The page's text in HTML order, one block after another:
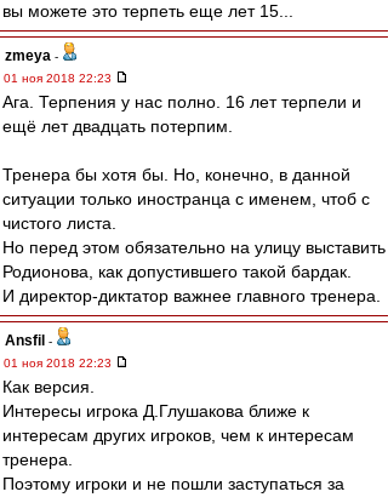
вы можете это терпеть еще лет 15...
zmeya -
01 ноя 2018 22:23
Ага. Терпения у нас полно. 16 лет терпели и
ещё лет двадцать потерпим.
Тренера бы хотя бы. Но, конечно, в данной
ситуации только иностранца с именем, чтоб с
чистого листа.
Но перед этом обязательно на улицу выставить
Родионова, как допустившего такой бардак.
И директор-диктатор важнее главного тренера.
Ansfil -
01 ноя 2018 22:23
Как версия.
Интересы игрока Д.Глушакова ближе к
интересам других игроков, чем к интересам
тренера.
Поэтому игроки и не пошли заступаться за